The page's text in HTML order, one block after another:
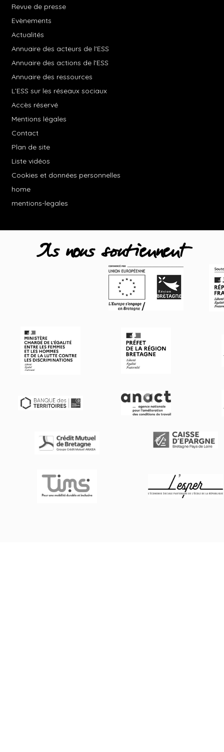
Revue de presse
Evènements
Actualités
Annuaire des acteurs de l'ESS
Annuaire des actions de l'ESS
Annuaire des ressources
L’ESS sur les réseaux sociaux
Accès réservé
Mentions légales
Contact
Plan de site
Liste vidéos
Cookies et données personnelles
home
mentions-legales
Ils nous soutiennent